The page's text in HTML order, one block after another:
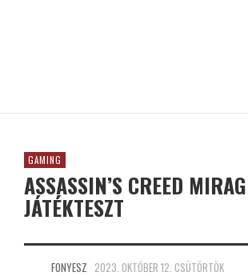
GAMING
ASSASSIN’S CREED
JÁTÉKTESZT
FONYESZ 2023. OKTÓBER 12. CSÜTÖRTÖK